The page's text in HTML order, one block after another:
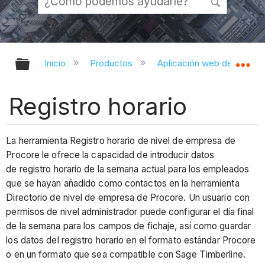
Expandir/contraer jerarquía global
Inicio Productos Aplicación web de
Registro horario
La herramienta Registro horario de nivel de empresa de
Procore le ofrece la capacidad de introducir datos
de registro horario de la semana actual para los empleados
que se hayan añadido como contactos en la herramienta
Directorio de nivel de empresa de Procore. Un usuario con
permisos de nivel administrador puede configurar el día final
de la semana para los campos de fichaje, así como guardar
los datos del registro horario en el formato estándar Procore
o en un formato que sea compatible con Sage Timberline.